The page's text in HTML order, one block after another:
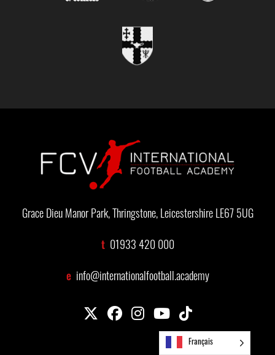
Grace Dieu Manor Park, Thringstone, Leicestershire LE67 5UG
t 01933 420 000
e info@internationalfootball.academy
Français